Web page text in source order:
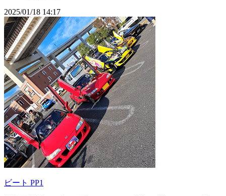
2025/01/18 14:17
ビート PP1